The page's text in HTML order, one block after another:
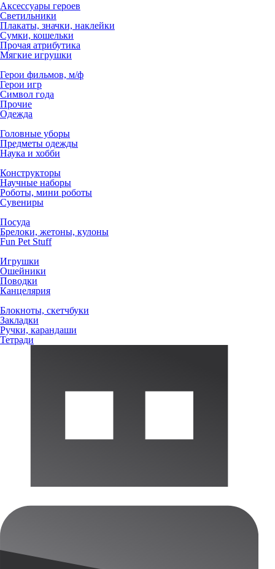
Аксессуары героев
Светильники
Плакаты, значки, наклейки
Сумки, кошельки
Прочая атрибутика
Мягкие игрушки
Герои фильмов, м/ф
Герои игр
Символ года
Прочие
Одежда
Головные уборы
Предметы одежды
Наука и хобби
Конструкторы
Научные наборы
Роботы, мини роботы
Сувениры
Посуда
Брелоки, жетоны, кулоны
Fun Pet Stuff
Игрушки
Ошейники
Поводки
Канцелярия
Блокноты, скетчбуки
Закладки
Ручки, карандаши
Тетради